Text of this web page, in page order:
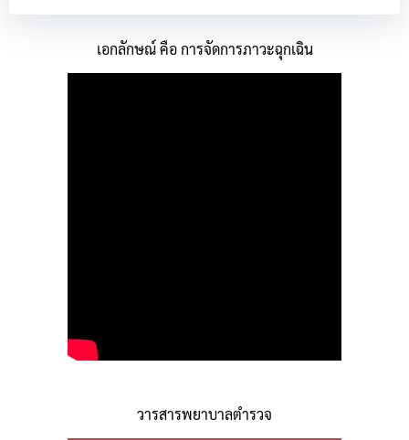
เอกลักษณ์ คือ การจัดการภาวะฉุกเฉิน
วารสารพยาบาลตำรวจ